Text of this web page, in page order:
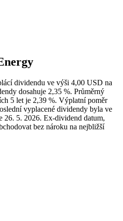
dividendu ve výši 4,00 USD na
dosahuje 2,35 %. Průměrný
5 let je 2,39 %. Výplatní poměr
vyplacené dividendy byla ve
26. 5. 2026. Ex-dividend datum,
bez nároku na nejbližší